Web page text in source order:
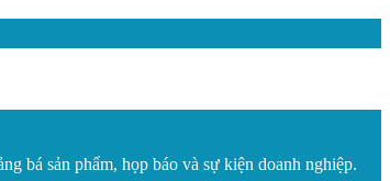
bá sản phẩm, họp báo và sự kiện doanh nghiệp.